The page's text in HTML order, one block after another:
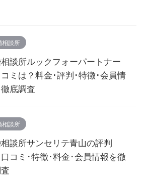
相談所
談所ルックフォーパートナー
ミは？料金･評判･特徴･会員情
底調査
相談所
談所サンセリテ青山の評判
コミ･特徴･料金･会員情報を徹